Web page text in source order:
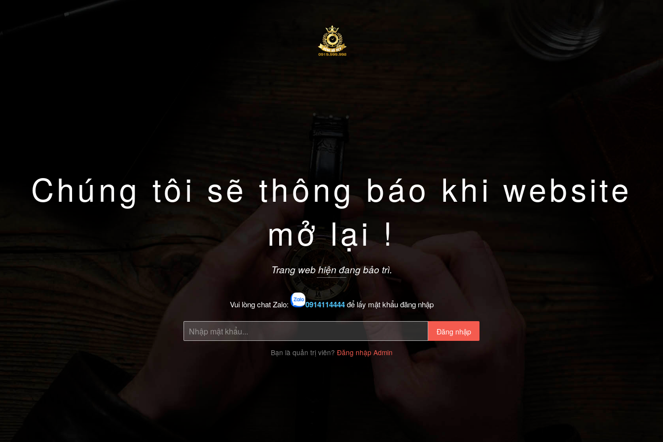
Chúng tôi sẽ thông báo khi website
mở lại !
Trang web hiện đang bảo trì.
Vui lòng chat Zalo: 0914114444để lấy mật khẩu đăng nhập
Đăng nhập
Bạn là quản trị viên? Đăng nhập Admin